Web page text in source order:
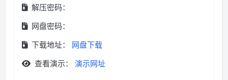
解压密码：
网盘密码：
下载地址：
网盘下载
查看演示：
演示网址